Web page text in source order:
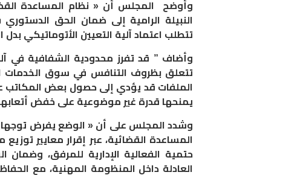
وأوضح المجلس أن « نظام المساعدة
النبيلة الرامية إلى ضمان الحق الدستوري
تتطلب اعتماد آلية التعيين الأتوماتيكي بدل
وأضاف ” قد تفرز محدودية الشفافية في
تتعلق بظروف التنافس في سوق الخدمات
الملفات قد يؤدي إلى حصول بعض المكاتب
يمنحها قدرة غير موضوعية على خفض
وشدد المجلس على أن « الوضع يفرض توجها
المساعدة القضائية، عبر إقرار معايير
حتمية الفعالية الإدارية للمرفق، وضمان
العادلة داخل المنظومة المهنية، مع